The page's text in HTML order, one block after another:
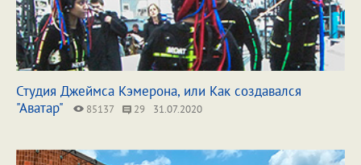
Студия Джеймса Кэмерона, или Как создавался
"Аватар"
85137 29 31.07.2020